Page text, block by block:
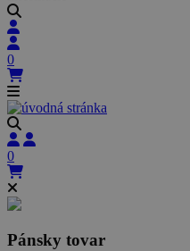
0
0
Pánsky tovar